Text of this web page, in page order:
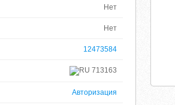
Нет
Нет
12473584
713163
Авторизация